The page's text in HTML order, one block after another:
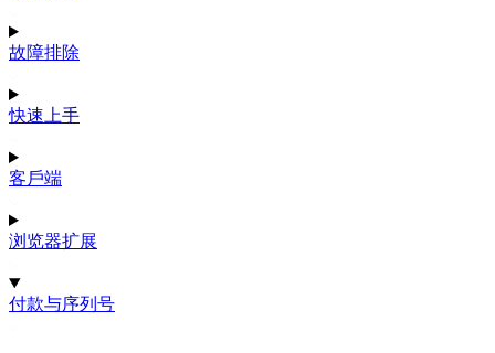
故障排除
快速上手
客戶端
浏览器扩展
付款与序列号